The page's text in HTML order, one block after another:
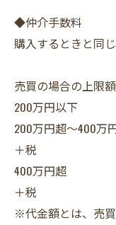
◆仲介手数料
購入するときと同
売買の場合の上限
200万円以
200万円超～
＋税
400万円
＋税
※代金額とは、売